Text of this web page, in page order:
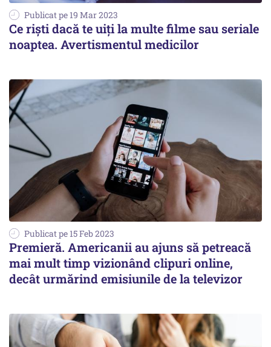
Publicat pe 19 Mar 2023
Ce riști dacă te uiți la multe filme sau seriale
noaptea. Avertismentul medicilor
Publicat pe 15 Feb 2023
Premieră. Americanii au ajuns să petreacă
mai mult timp vizionând clipuri online,
decât urmărind emisiunile de la televizor